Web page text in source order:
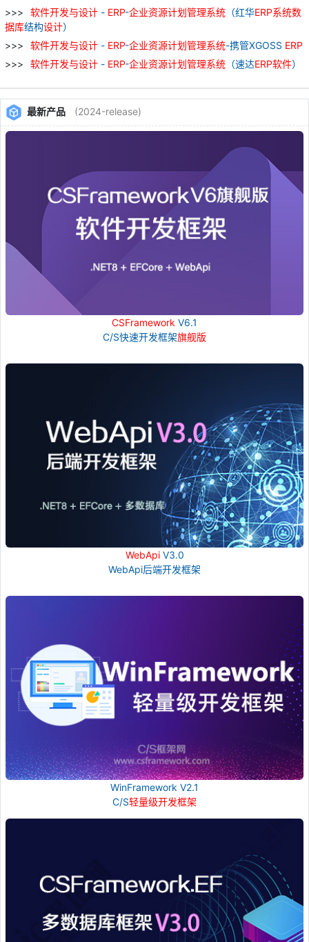
软件开发与设计 - ERP-企业资源计划管理系统 （红华ERP系统数
据库结构设计）
软件开发与设计 - ERP-企业资源计划管理系统-携管XGOSS ERP
软件开发与设计 - ERP-企业资源计划管理系统 （速达ERP软件）
最新产品 (2024-release)
CSFramework V6.1
C/S快速开发框架旗舰版
WebApiV3.0
WebApi后端开发框架
WinFramework V2.1
C/S轻量级开发框架